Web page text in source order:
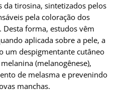
da tirosina, sintetizados pelos
pela coloração dos
Desta forma, estudos vêm
aplicada sobre a pele, a
um despigmentante cutâneo
(melanogênese),
de melasma e prevenindo
manchas.